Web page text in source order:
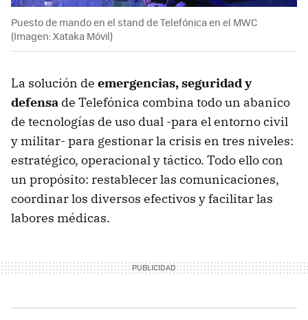
Puesto de mando en el stand de Telefónica en el MWC
(Imagen: Xataka Móvil)
La solución de emergencias, seguridad y
defensa de Telefónica combina todo un abanico
de tecnologías de uso dual -para el entorno civil
y militar- para gestionar la crisis en tres niveles:
estratégico, operacional y táctico. Todo ello con
un propósito: restablecer las comunicaciones,
coordinar los diversos efectivos y facilitar las
labores médicas.